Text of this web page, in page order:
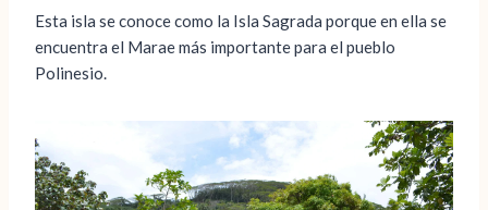
Esta isla se conoce como la Isla Sagrada porque en ella se
encuentra el Marae más importante para el pueblo
Polinesio.